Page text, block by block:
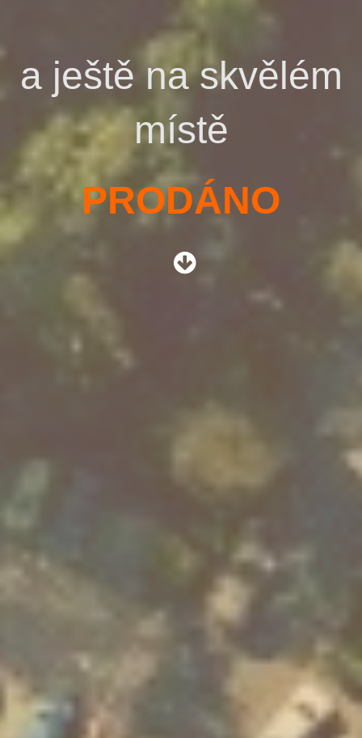
a ještě na skvělém
místě
PRODÁNO